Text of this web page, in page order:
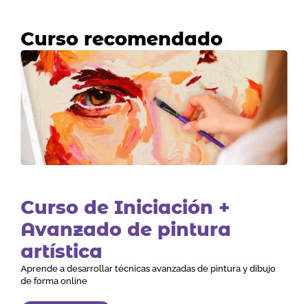
Curso recomendado
Curso de Iniciación +
Avanzado de pintura
artística
Aprende a desarrollar técnicas avanzadas de pintura y dibujo
de forma online